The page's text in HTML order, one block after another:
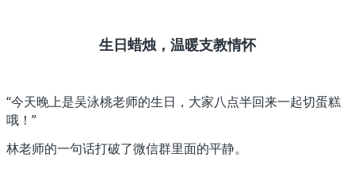
生日蜡烛，温暖支教情怀
“今天晚上是吴泳桃老师的生日，大家八点半回来一起切蛋糕
哦！”
林老师的一句话打破了微信群里面的平静。